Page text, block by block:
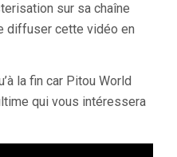
sur sa chaîne
diffuser cette vidéo en
la fin car Pitou World
qui vous intéressera